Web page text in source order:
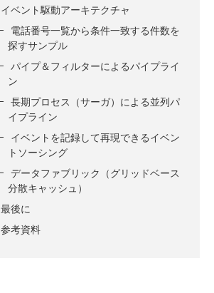
イベント駆動アーキテクチャ
電話番号一覧から条件一致する件数を
探すサンプル
パイプ＆フィルターによるパイプライ
ン
長期プロセス（サーガ）による並列パ
イプライン
イベントを記録して再現できるイベン
トソーシング
データファブリック（グリッドベース
分散キャッシュ）
最後に
参考資料